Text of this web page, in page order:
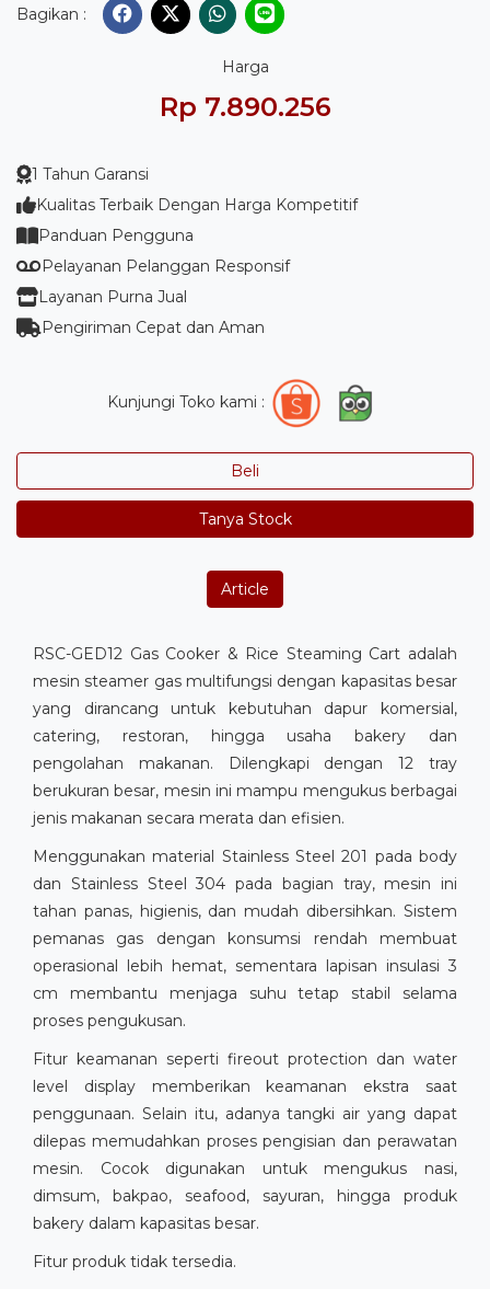
Bagikan :
Harga
Rp 7.890.256
1 Tahun Garansi
Kualitas Terbaik Dengan Harga Kompetitif
Panduan Pengguna
Pelayanan Pelanggan Responsif
Layanan Purna Jual
Pengiriman Cepat dan Aman
Kunjungi Toko kami :
Beli
Tanya Stock
Article
RSC-GED12 Gas Cooker & Rice Steaming Cart adalah
mesin steamer gas multifungsi dengan kapasitas besar
yang dirancang untuk kebutuhan dapur komersial,
catering, restoran, hingga usaha bakery dan
pengolahan makanan. Dilengkapi dengan 12 tray
berukuran besar, mesin ini mampu mengukus berbagai
jenis makanan secara merata dan efisien.
Menggunakan material Stainless Steel 201 pada body
dan Stainless Steel 304 pada bagian tray, mesin ini
tahan panas, higienis, dan mudah dibersihkan. Sistem
pemanas gas dengan konsumsi rendah membuat
operasional lebih hemat, sementara lapisan insulasi 3
cm membantu menjaga suhu tetap stabil selama
proses pengukusan.
Fitur keamanan seperti fireout protection dan water
level display memberikan keamanan ekstra saat
penggunaan. Selain itu, adanya tangki air yang dapat
dilepas memudahkan proses pengisian dan perawatan
mesin. Cocok digunakan untuk mengukus nasi,
dimsum, bakpao, seafood, sayuran, hingga produk
bakery dalam kapasitas besar.
Fitur produk tidak tersedia.